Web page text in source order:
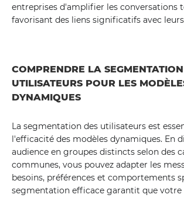
entreprises d'amplifier les conversations
favorisant des liens significatifs avec
COMPRENDRE LA
UTILISATEURS POUR LES
DYNAMIQUES
La segmentation des utilisateurs est
l'efficacité des modèles dynamiques. En
audience en groupes distincts selon des
communes, vous pouvez adapter les
besoins, préférences et comportements
segmentation efficace garantit que